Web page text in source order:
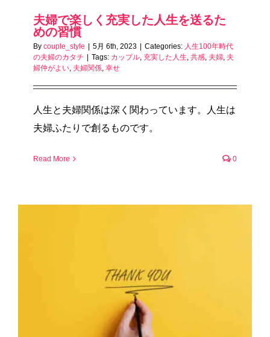
夫婦で楽しく充実した人生を送るた
めの習慣
By couple_style | 5月 6th, 2023 | Categories: 人生100年時代
の夫婦のカタチ | Tags: カップル 充実した人生 共感 夫婦 夫
婦仲がよい 夫婦関係 幸せ
人生と夫婦関係は深く関わっています。人生は
夫婦ふたりで創るものです。
Read More 0